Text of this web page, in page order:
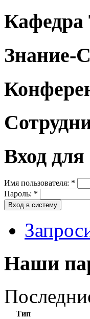
Кафедра
Знание-
Вход для
Имя пользователя: *
Пароль: *
Наши
Тип